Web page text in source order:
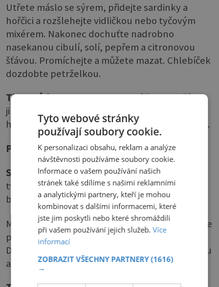
Utřete máslo se sýrem, přidejte sardinky a
hořčici a rozšlehejte vidličkou nebo tyčovým
mixérem. Nakonec dochuťte nadrobno
nasekanou cibulí, solí, pepřem a citronovou
šťávou. Promíchejte a můžete mazat. Chlebíček
dozdobte petrželkou.
Tip Paní domu: Jako ozdobu můžete použít i
jinou zeleninu, třeba plátek ředkvičky, kousek
hlávkového salátu nebo plátek vajíčka natvrdo.
Pažitková pomazánka
Suroviny: 100 g másla•150 g měkkého
tvarohu•2–3 lžíce zakysané smetany nebo
bílého jogurtu•1 menší cibule•pažitka•sůl
Máslo utřete do pěny, zašlehejte tvaroh a podle
potřeby zřeďte smetanou nebo jogurtem.
Dochuťte nadrobno nakrájenou cibulí, pažitkou
a osolte.
Tyto webové stránky
používají soubory cookie.
K personalizaci obsahu, reklam a analýze
návštěvnosti používáme soubory cookie.
Informace o vašem používání našich
stránek také sdílíme s našimi reklamními
a analytickými partnery, kteří je mohou
kombinovat s dalšími informacemi, které
jste jim poskytli nebo které shromáždili
při vašem používání jejich služeb.Více
informací
ZOBRAZIT VŠECHNY PARTNERY(1616)
→